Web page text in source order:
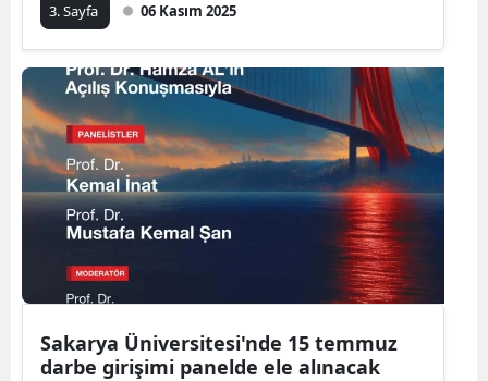
3. Sayfa 06 Kasım 2025
Sakarya Üniversitesi'nde 15 temmuz
darbe girişimi panelde ele alınacak